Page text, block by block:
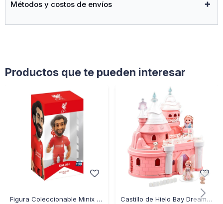
Métodos y costos de envíos
Productos que te pueden interesar
Figura Coleccionable Minix MX11117 Deportes Liverpool - SALAH Castillo de Hielo Bay Dreamy con Accesorios